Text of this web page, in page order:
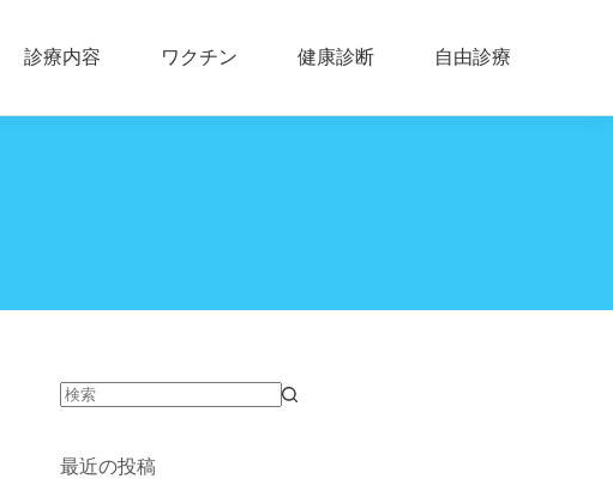
診療内容 ワクチン 健康診断 自由診療
な
最近の投稿